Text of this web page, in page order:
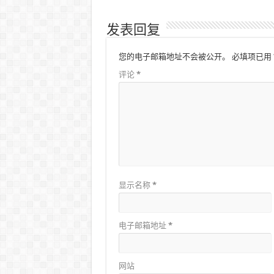
发表回复
您的电子邮箱地址不会被公开。 必填项已用
评论 *
显示名称 *
电子邮箱地址 *
网站